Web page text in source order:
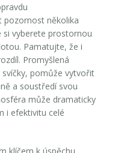
pozornost několika
vyberete prostornou
Pamatujte, že i
Promyšlená
pomůže vytvořit
a soustředí svou
může dramaticky
i efektivitu celé
klíčem k úspěchu.